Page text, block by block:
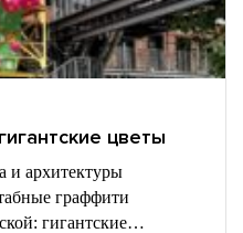
цветы
и архитектуры
граффити
гигантские…